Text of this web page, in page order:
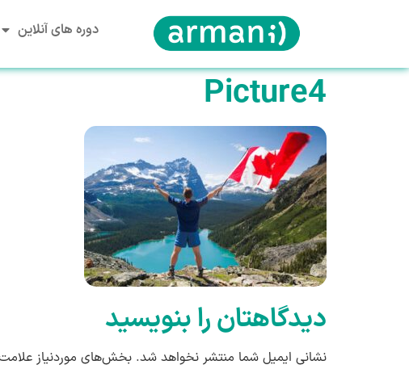
دوره های آنلاین
Picture4
دیدگاهتان را بنویسید
نشانی ایمیل شما منتشر نخواهد شد. بخش‌های موردنیاز